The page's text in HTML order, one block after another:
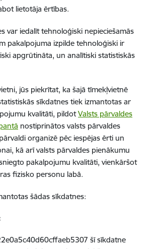
lietotāja ērtības.
var iedalīt tehnoloģiski nepieciešamās
pakalpojuma izpilde tehnoloģiski ir
apgrūtināta, un analītiski statistiskās
jūs piekrītat, ka šajā tīmekļvietnē
sīkdatnes tiek izmantotas ar
kvalitāti, pildotValsts pārvaldes
nostiprinātos valsts pārvaldes
organizē pēc iespējas ērti un
kā arī valsts pārvaldes pienākumu
pakalpojumu kvalitāti, vienkāršot
fizisko personu labā.
šādas sīkdatnes:
šī sīkdatne